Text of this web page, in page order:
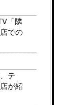
「隣
での
テ
が紹